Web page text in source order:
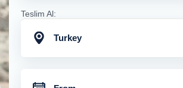
Teslim Al:
Turkey